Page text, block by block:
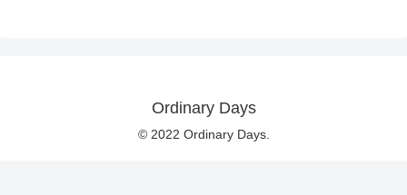
Ordinary Days
© 2022 Ordinary Days.